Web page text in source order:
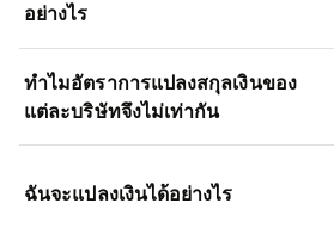
อย่างไร
ทำไมอัตราการแปลงสกุลเงินของ
แต่ละบริษัทจึงไม่เท่ากัน
ฉันจะแปลงเงินได้อย่างไร